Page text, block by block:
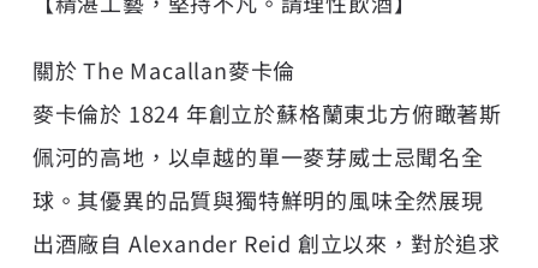
關於 The Macallan麥卡倫
麥卡倫於 1824 年創立於蘇格蘭東北方俯瞰著斯
佩河的高地，以卓越的單一麥芽威士忌聞名全
球。其優異的品質與獨特鮮明的風味全然展現
出酒廠自 Alexander Reid 創立以來，對於追求